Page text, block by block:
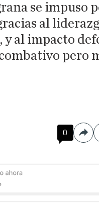
se impuso
al
al impacto
pero
0